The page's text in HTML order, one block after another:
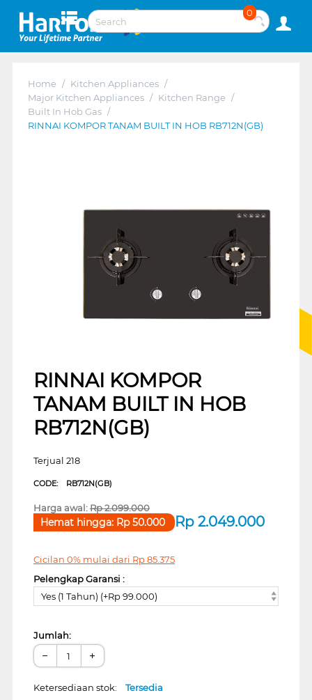
0
Home / Kitchen Appliances /
Major Kitchen Appliances / Kitchen Range /
Built In Hob Gas /
RINNAI KOMPOR TANAM BUILT IN HOB RB712N(GB)
RINNAI KOMPOR
TANAM BUILT IN HOB
RB712N(GB)
Terjual 218
CODE: RB712N(GB)
Harga awal:Rp2.099.000
Rp 2.049.000
Hemat hingga: Rp50.000
Cicilan 0% mulai dari Rp85.375
Pelengkap Garansi :
Yes (1 Tahun) (+Rp 99.000)
Jumlah:
− +
Ketersediaan stok: Tersedia